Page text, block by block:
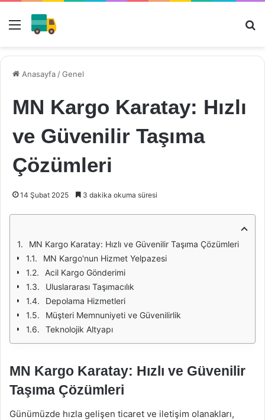
Menü
Anasayfa /Genel
MN Kargo Karatay: Hızlı
ve Güvenilir Taşıma
Çözümleri
14 Şubat 2025 3 dakika okuma süresi
MN Kargo Karatay: Hızlı ve Güvenilir Taşıma Çözümleri
MN Kargo'nun Hizmet Yelpazesi
Acil Kargo Gönderimi
Uluslararası Taşımacılık
Depolama Hizmetleri
Müşteri Memnuniyeti ve Güvenilirlik
Teknolojik Altyapı
MN Kargo Karatay: Hızlı ve Güvenilir
Taşıma Çözümleri
Günümüzde hızla gelişen ticaret ve iletişim olanakları,